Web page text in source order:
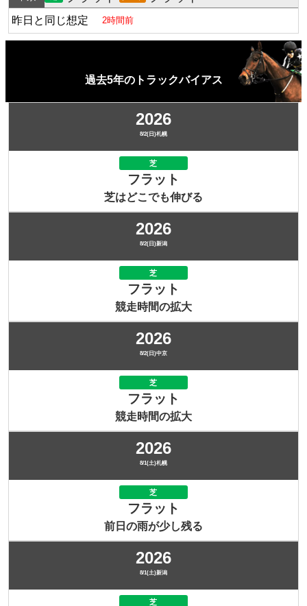
昨日と同じ想定 2時間前
過去5年のトラックバイアス
2026
8/2(日)札幌
芝
フラット
芝はどこでも伸びる
2026
8/2(日)新潟
芝
フラット
競走時間の拡大
2026
8/2(日)中京
芝
フラット
競走時間の拡大
2026
8/1(土)札幌
芝
フラット
前日の雨が少し残る
2026
8/1(土)新潟
芝